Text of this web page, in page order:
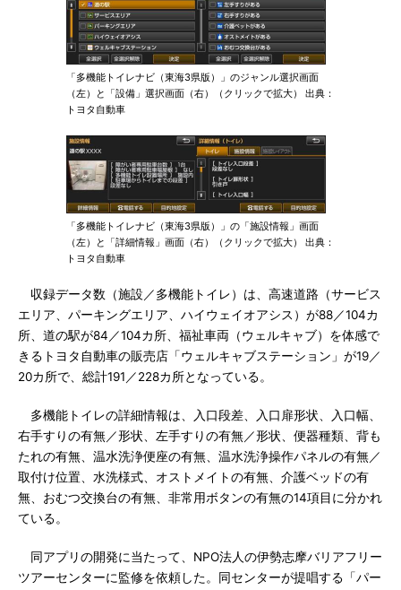
「多機能トイレナビ（東海3県版）」のジャンル選択画面
（左）と「設備」選択画面（右）（クリックで拡大） 出典：
トヨタ自動車
「多機能トイレナビ（東海3県版）」の「施設情報」画面
（左）と「詳細情報」画面（右）（クリックで拡大） 出典：
トヨタ自動車
収録データ数（施設／多機能トイレ）は、高速道路（サービス
エリア、パーキングエリア、ハイウェイオアシス）が88／104カ
所、道の駅が84／104カ所、福祉車両（ウェルキャブ）を体感で
きるトヨタ自動車の販売店「ウェルキャブステーション」が19／
20カ所で、総計191／228カ所となっている。
多機能トイレの詳細情報は、入口段差、入口扉形状、入口幅、
右手すりの有無／形状、左手すりの有無／形状、便器種類、背も
たれの有無、温水洗浄便座の有無、温水洗浄操作パネルの有無／
取付け位置、水洗様式、オストメイトの有無、介護ベッドの有
無、おむつ交換台の有無、非常用ボタンの有無の14項目に分かれ
ている。
同アプリの開発に当たって、NPO法人の伊勢志摩バリアフリー
ツアーセンターに監修を依頼した。同センターが提唱する「パー